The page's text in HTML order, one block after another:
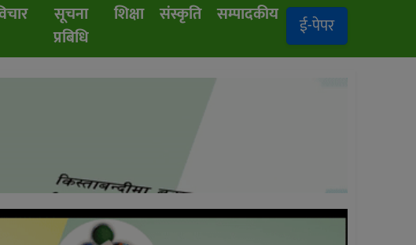
सूचना
प्रबिधि
शिक्षा संस्कृति सम्पादकीय ई-पेपर